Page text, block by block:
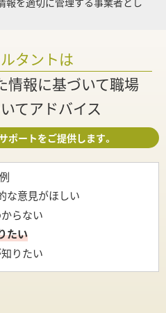
タントは
情報に基づいて職場
てアドバイス
ポートをご提供します。
な意見がほしい
らない
たい
りたい